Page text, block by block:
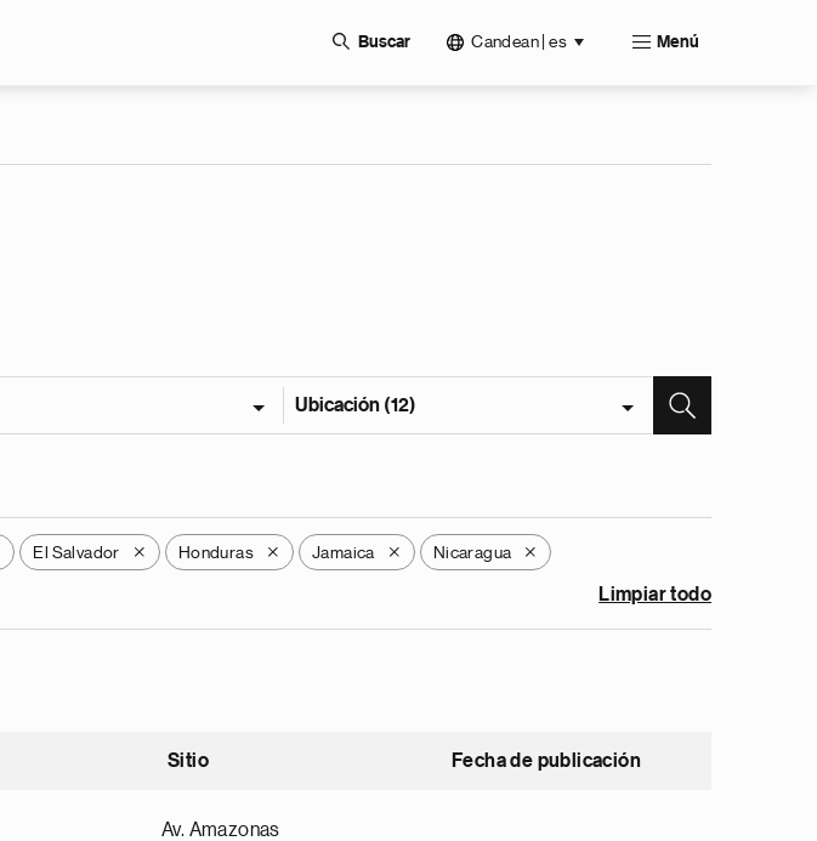
Buscar Candean | es Menú
Ubicación (12)
El Salvador X Honduras X Jamaica X Nicaragua X
Limpiar todo
Sitio Fecha de publicación
Av. Amazonas